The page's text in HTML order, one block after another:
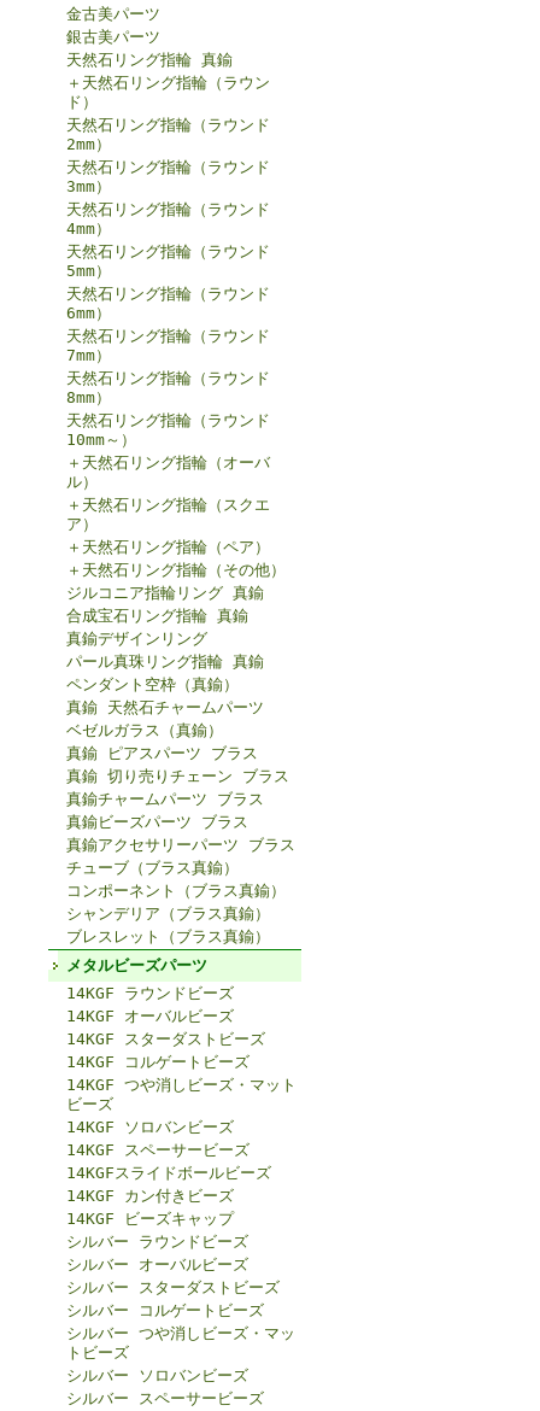
金古美パーツ
銀古美パーツ
天然石リング指輪 真鍮
＋天然石リング指輪（ラウン
ド）
天然石リング指輪（ラウンド
2mm）
天然石リング指輪（ラウンド
3mm）
天然石リング指輪（ラウンド
4mm）
天然石リング指輪（ラウンド
5mm）
天然石リング指輪（ラウンド
6mm）
天然石リング指輪（ラウンド
7mm）
天然石リング指輪（ラウンド
8mm）
天然石リング指輪（ラウンド
10mm～）
＋天然石リング指輪（オーバ
ル）
＋天然石リング指輪（スクエ
ア）
＋天然石リング指輪（ペア）
＋天然石リング指輪（その他）
ジルコニア指輪リング 真鍮
合成宝石リング指輪 真鍮
真鍮デザインリング
パール真珠リング指輪 真鍮
ペンダント空枠（真鍮）
真鍮 天然石チャームパーツ
ベゼルガラス（真鍮）
真鍮 ピアスパーツ ブラス
真鍮 切り売りチェーン ブラス
真鍮チャームパーツ ブラス
真鍮ビーズパーツ ブラス
真鍮アクセサリーパーツ ブラス
チューブ（ブラス真鍮）
コンポーネント（ブラス真鍮）
シャンデリア（ブラス真鍮）
ブレスレット（ブラス真鍮）
メタルビーズパーツ
14KGF ラウンドビーズ
14KGF オーバルビーズ
14KGF スターダストビーズ
14KGF コルゲートビーズ
14KGF つや消しビーズ・マット
ビーズ
14KGF ソロバンビーズ
14KGF スペーサービーズ
14KGFスライドボールビーズ
14KGF カン付きビーズ
14KGF ビーズキャップ
シルバー ラウンドビーズ
シルバー オーバルビーズ
シルバー スターダストビーズ
シルバー コルゲートビーズ
シルバー つや消しビーズ・マッ
トビーズ
シルバー ソロバンビーズ
シルバー スペーサービーズ